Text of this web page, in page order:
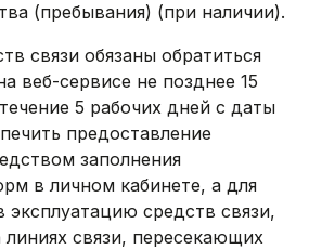
(пребывания) (при наличии).
связи обязаны обратиться
веб-сервисе не позднее 15
5 рабочих дней с даты
предоставление
заполнения
в личном кабинете, а для
средств связи,
связи, пересекающих